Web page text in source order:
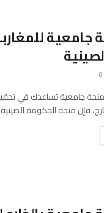
جامعية
جامعية تساعدك في
فإن منحة الحكومة